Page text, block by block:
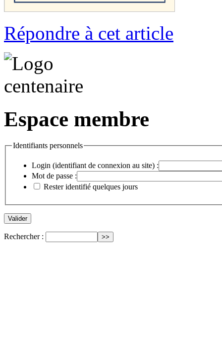
Répondre à cet article
Espace membre
Identifiants personnels
Login (identifiant de connexion au site) :
Mot de passe :
Rester identifié quelques jours
Rechercher :